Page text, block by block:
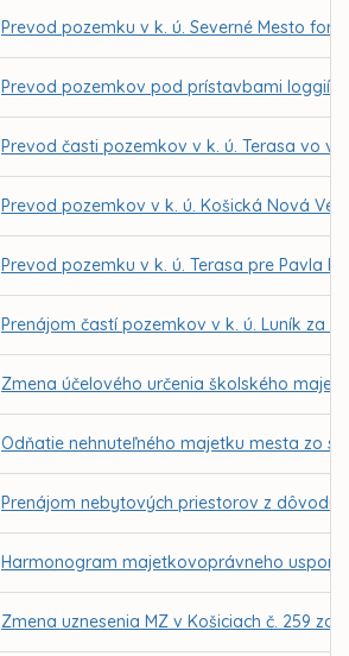
Prevod pozemku v k. ú. Severné Mesto
Prevod pozemkov pod prístavbami loggií
Prevod časti pozemkov v k. ú. Terasa vo
Prevod pozemkov v k. ú. Košická Nová
Prevod pozemku v k. ú. Terasa pre Pavla
Prenájom častí pozemkov v k. ú. Luník za
Zmena účelového určenia školského
Odňatie nehnuteľného majetku mesta zo
Prenájom nebytových priestorov z dôvodu
Harmonogram majetkovoprávneho
Zmena uznesenia MZ v Košiciach č. 259